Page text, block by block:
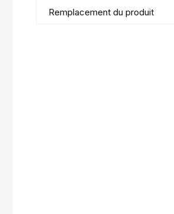
Remplacement du produit